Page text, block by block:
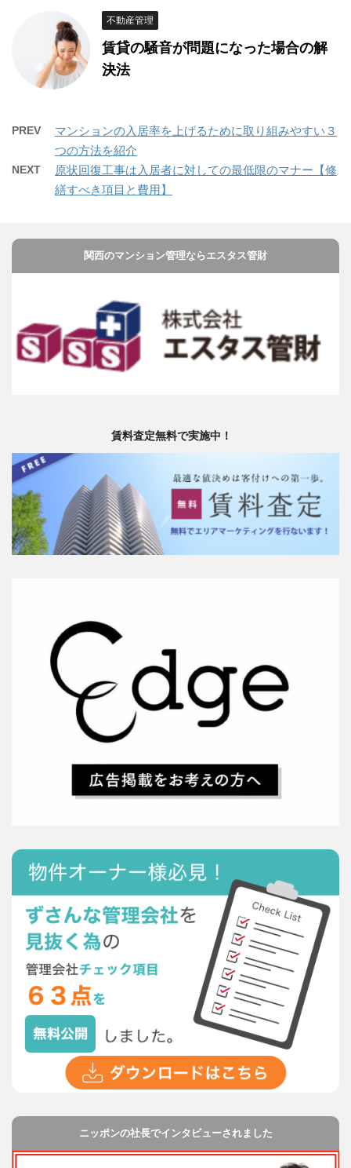
不動産管理
賃貸の騒音が問題になった場合の解
決法
PREV
マンションの入居率を上げるために取り組みやすい３
つの方法を紹介
NEXT
原状回復工事は入居者に対しての最低限のマナー【修
繕すべき項目と費用】
関西のマンション管理ならエスタス管財
賃料査定無料で実施中！
ニッポンの社長でインタビューされました